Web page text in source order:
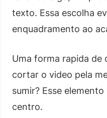
texto. Essa escolha
enquadramento ao
Uma forma rapida de
cortar o video pela
sumir? Esse
centro.